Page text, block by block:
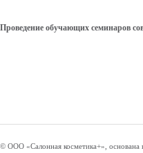
Проведение обучающих семинаров
© ООО «Салонная косметика+», основана